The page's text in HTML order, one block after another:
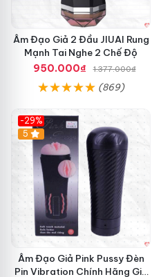
Âm Đạo Giả 2 Đầu JIUAI Rung
Mạnh Tai Nghe 2 Chế Độ
950.000₫
1.377.000₫
(869)
-29%
5
Âm Đạo Giả Pink Pussy Đèn
Pin Vibration Chính Hãng Giá